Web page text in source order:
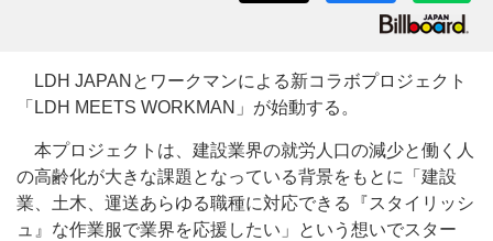
LDH JAPANとワークマンによる新コラボプロジェクト
「LDH MEETS WORKMAN」が始動する。
本プロジェクトは、建設業界の就労人口の減少と働く人
の高齢化が大きな課題となっている背景をもとに「建設
業、土木、運送あらゆる職種に対応できる『スタイリッシ
ュ』な作業服で業界を応援したい」という想いでスター